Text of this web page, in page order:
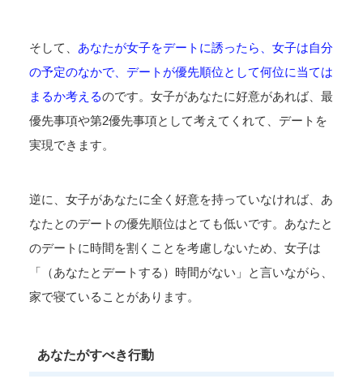
そして、 あなたが女子をデートに誘ったら、女子は自分
の予定のなかで、デートが優先順位として何位に当ては
まるか考えるのです。女子があなたに好意があれば、最
優先事項や第2優先事項として考えてくれて、デートを
実現できます。
逆に、女子があなたに全く好意を持っていなければ、あ
なたとのデートの優先順位はとても低いです。あなたと
のデートに時間を割くことを考慮しないため、女子は
「（あなたとデートする）時間がない」と言いながら、
家で寝ていることがあります。
あなたがすべき行動